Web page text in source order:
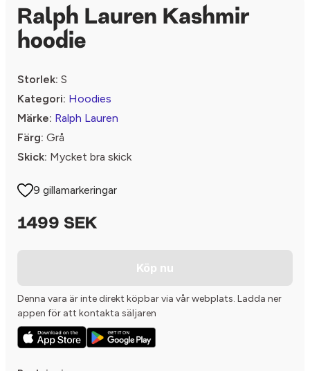
Ralph Lauren Kashmir
hoodie
Storlek: S
Kategori: Hoodies
Märke: Ralph Lauren
Färg: Grå
Skick: Mycket bra skick
9 gillamarkeringar
1499 SEK
Köp nu
Denna vara är inte direkt köpbar via vår webplats. Ladda ner
appen för att kontakta säljaren